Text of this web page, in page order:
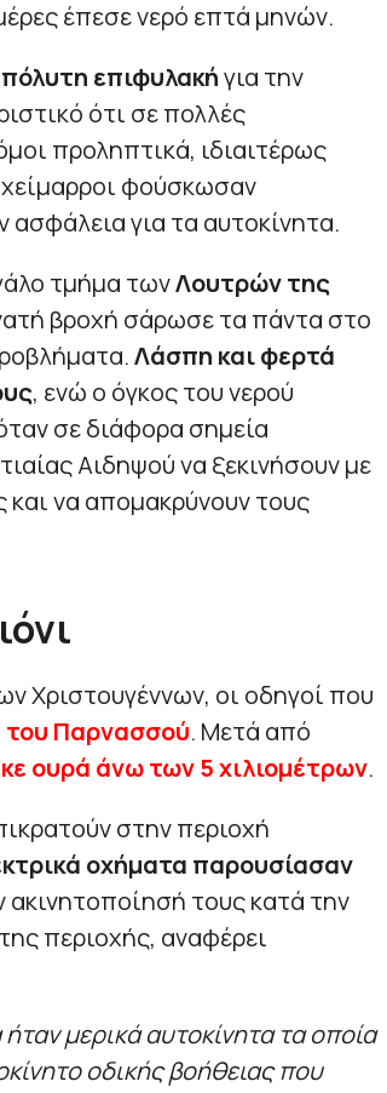
έπεσε νερό επτά μηνών.
επιφυλακήγια την
ότι σε πολλές
προληπτικά, ιδιαιτέρως
φούσκωσαν
ασφάλεια για τα αυτοκίνητα.
τμήμα τωνΛουτρών της
βροχή σάρωσε τα πάντα στο
Λάσπη και φερτά
, ενώ ο όγκος του νερού
σε διάφορα σημεία
Αιδηψού να ξεκινήσουν με
να απομακρύνουν τους
Χριστουγέννων, οι οδηγοί που
του Παρνασσού. Μετά από
ουρά άνω των 5 χιλιομέτρων.
στην περιοχή
οχήματα παρουσίασαν
τους κατά την
περιοχής, αναφέρει
μερικά αυτοκίνητα τα οποία
οδικής βοήθειας που